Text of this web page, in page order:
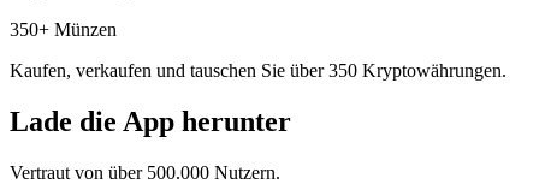
350+ Münzen
Kaufen, verkaufen und tauschen Sie über 350 Kryptowährungen.
Lade die App herunter
Vertraut von über 500.000 Nutzern.